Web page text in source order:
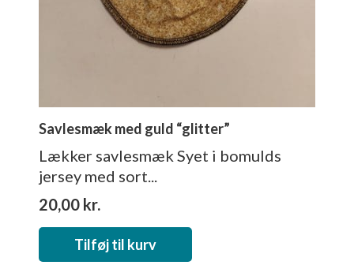
Savlesmæk med guld “glitter”
Lækker savlesmæk Syet i bomulds
jersey med sort...
20,00 kr.
Tilføj til kurv